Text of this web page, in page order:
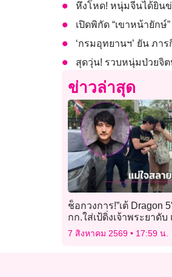
หึงโหด! หนุ่มจีนได้ยิน
เปิดพิกัด “เขาหน้ายัก
‘กรมอุทยานฯ’ ยัน ภา
สุดวุ่น! รวบหนุ่มป่วยจิต
ข่าวล่าสุด
ช็อกวงการ!”เต้ Dragon
กก.ใส่เป้ดิ่งเจ้าพระยาดั
ลูกชายจ่อบวช
7 สิงหาคม 2569 17:59 น.